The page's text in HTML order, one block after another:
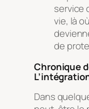
service
vie, là
de
Chronique
Dans